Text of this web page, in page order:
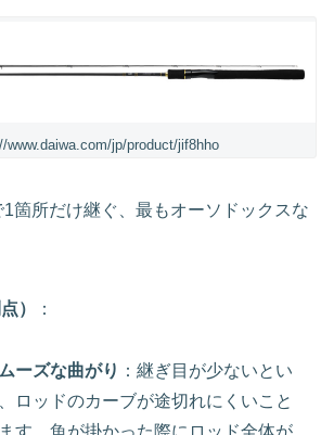
www.daiwa.com/jp/product/jif8hho
1箇所だけ継ぐ、最もオーソドックスな
） ：
ーズな曲がり ：継ぎ目が少ないとい
ロッドのカーブが途切れにくいこと
す。魚が掛かった際にロッド全体が